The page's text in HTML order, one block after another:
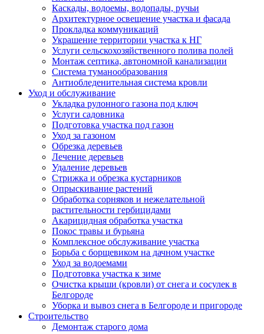
Каскады, водоемы, водопады, ручьи
Архитектурное освещение участка и фасада
Прокладка коммуникаций
Украшение территории участка к НГ
Услуги сельскохозяйственного полива полей
Монтаж септика, автономной канализации
Система туманообразования
Антиобледенительная система кровли
Уход и обслуживание
Укладка рулонного газона под ключ
Услуги садовника
Подготовка участка под газон
Уход за газоном
Обрезка деревьев
Лечение деревьев
Удаление деревьев
Стрижка и обрезка кустарников
Опрыскивание растений
Обработка сорняков и нежелательной
растительности гербицидами
Акарицидная обработка участка
Покос травы и бурьяна
Комплексное обслуживание участка
Борьба с борщевиком на дачном участке
Уход за водоемами
Подготовка участка к зиме
Очистка крыши (кровли) от снега и сосулек в
Белгороде
Уборка и вывоз снега в Белгороде и пригороде
Строительство
Демонтаж старого дома